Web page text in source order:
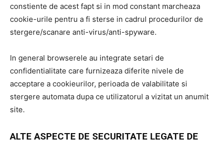
constiente de acest fapt si in mod constant marcheaza
cookie-urile pentru a fi sterse in cadrul procedurilor de
stergere/scanare anti-virus/anti-spyware.
In general browserele au integrate setari de
confidentialitate care furnizeaza diferite nivele de
acceptare a cookieurilor, perioada de valabilitate si
stergere automata dupa ce utilizatorul a vizitat un anumit
site.
ALTE ASPECTE DE SECURITATE LEGATE DE